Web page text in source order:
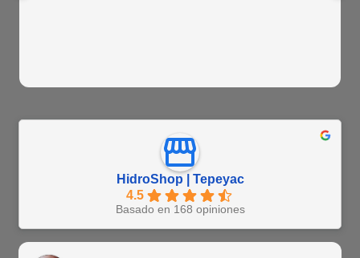
HidroShop | Tepeyac
4.5
Basado en 168 opiniones